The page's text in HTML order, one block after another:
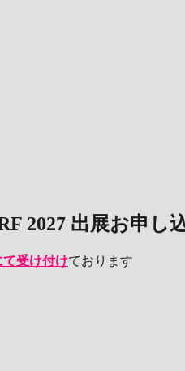
2027 出展お申し
て受け付けております